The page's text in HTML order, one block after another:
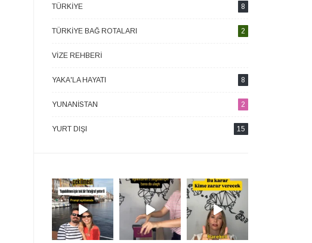
TÜRKIYE 8
TÜRKIYE BAĞ ROTALARI 2
VIZE REHBERI
YAKA'LA HAYATI 8
YUNANISTAN 2
YURT DIŞI 15